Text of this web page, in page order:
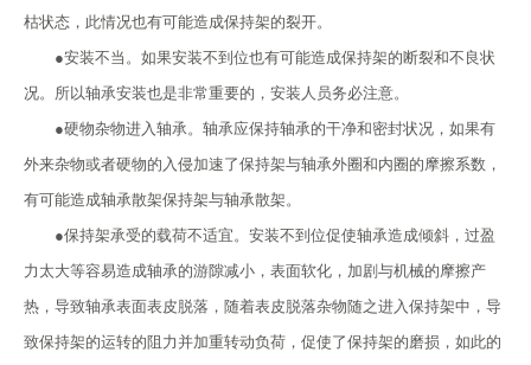
枯状态，此情况也有可能造成保持架的裂开。
●安装不当。如果安装不到位也有可能造成保持架的断裂和不良状
况。所以轴承安装也是非常重要的，安装人员务必注意。
●硬物杂物进入轴承。轴承应保持轴承的干净和密封状况，如果有
外来杂物或者硬物的入侵加速了保持架与轴承外圈和内圈的摩擦系数，
有可能造成轴承散架保持架与轴承散架。
●保持架承受的载荷不适宜。安装不到位促使轴承造成倾斜，过盈
力太大等容易造成轴承的游隙减小，表面软化，加剧与机械的摩擦产
热，导致轴承表面表皮脱落，随着表皮脱落杂物随之进入保持架中，导
致保持架的运转的阻力并加重转动负荷，促使了保持架的磨损，如此的